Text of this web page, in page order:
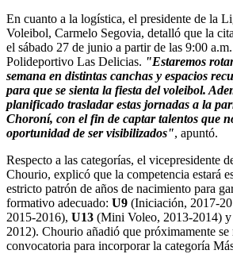
En cuanto a la logística, el presidente de la
Voleibol, Carmelo Segovia, detalló que la
el sábado 27 de junio a partir de las 9:00
Polideportivo Las Delicias. "Estaremos
semana en distintas canchas y espacios
para que se sienta la fiesta del voleibol.
planificado trasladar estas jornadas a la
Choroní, con el fin de captar talentos que
oportunidad de ser visibilizados", apuntó.
Respecto a las categorías, el vicepresidente
Chourio, explicó que la competencia estará
estricto patrón de años de nacimiento para
formativo adecuado: U9 (Iniciación, 2017-
2015-2016), U13 (Mini Voleo, 2013-2014) y
2012). Chourio añadió que próximamente se
convocatoria para incorporar la categoría